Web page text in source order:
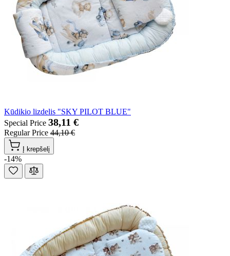
Kūdikio lizdelis "SKY PILOT BLUE"
Special Price 38,11 €
Regular Price 44,10 €
Į krepšelį
-14%